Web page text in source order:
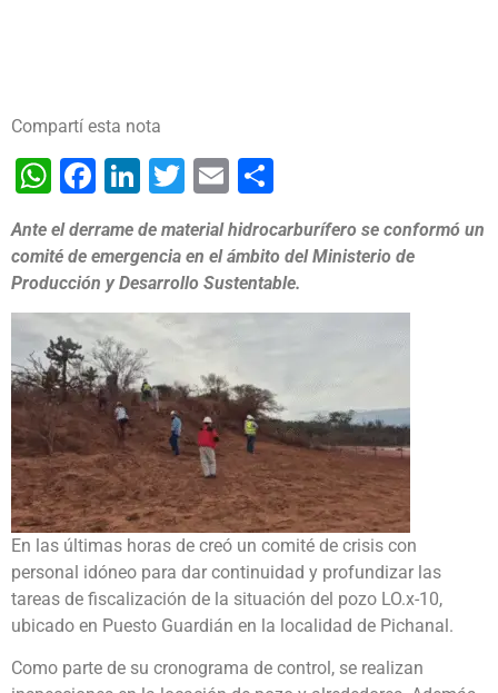
Compartí esta nota
WhatsApp
Facebook
LinkedIn
Twitter
Email
Ante el derrame de material hidrocarburífero se conformó un
comité de emergencia en el ámbito del Ministerio de
Producción y Desarrollo Sustentable.
En las últimas horas de creó un comité de crisis con
personal idóneo para dar continuidad y profundizar las
tareas de fiscalización de la situación del pozo LO.x-10,
ubicado en Puesto Guardián en la localidad de Pichanal.
Como parte de su cronograma de control, se realizan